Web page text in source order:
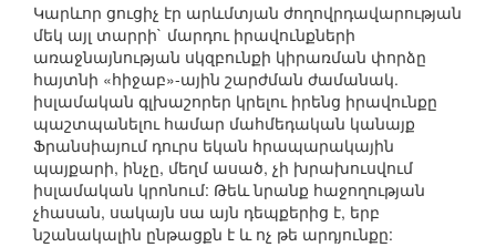
Կարևոր ցուցիչ էր արևմտյան ժողովրդավարության
մեկ այլ տարրի` մարդու իրավունքների
առաջնայնության սկզբունքի կիրառման փորձը
հայտնի «հիջաբ»-ային շարժման ժամանակ.
իսլամական գլխաշորեր կրելու իրենց իրավունքը
պաշտպանելու համար մահմեդական կանայք
Ֆրանսիայում դուրս եկան հրապարակային
պայքարի, ինչը, մեղմ ասած, չի խրախուսվում
իսլամական կրոնում: Թեև նրանք հաջողության
չհասան, սակայն սա այն դեպքերից է, երբ
նշանակալին ընթացքն է և ոչ թե արդյունքը: